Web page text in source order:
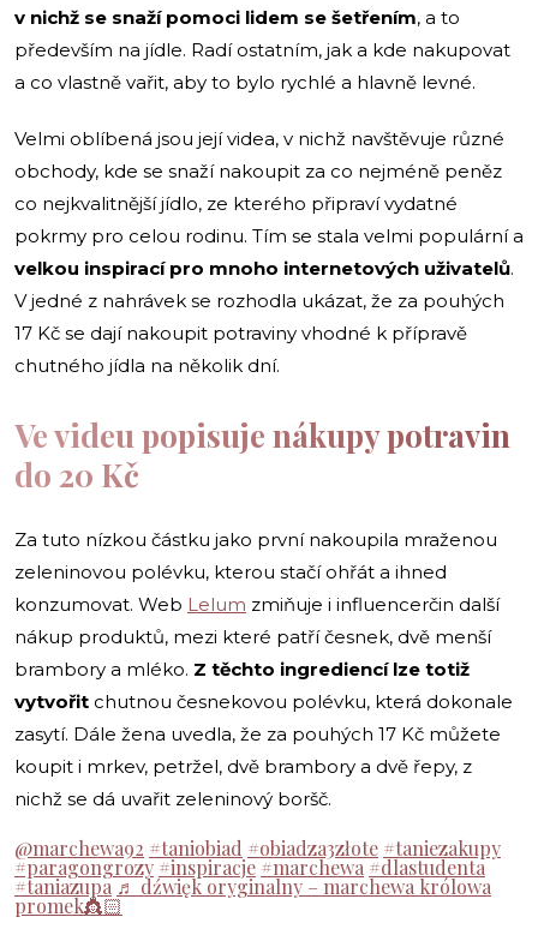
v nichž se snaží pomoci lidem se šetřením, a to
především na jídle. Radí ostatním, jak a kde nakupovat
a co vlastně vařit, aby to bylo rychlé a hlavně levné.
Velmi oblíbená jsou její videa, v nichž navštěvuje různé
obchody, kde se snaží nakoupit za co nejméně peněz
co nejkvalitnější jídlo, ze kterého připraví vydatné
pokrmy pro celou rodinu. Tím se stala velmi populární a
velkou inspirací pro mnoho internetových uživatelů.
V jedné z nahrávek se rozhodla ukázat, že za pouhých
17 Kč se dají nakoupit potraviny vhodné k přípravě
chutného jídla na několik dní.
Ve videu popisuje nákupy potravin
do 20 Kč
Za tuto nízkou částku jako první nakoupila mraženou
zeleninovou polévku, kterou stačí ohřát a ihned
konzumovat. Web Lelum zmiňuje i influencerčin další
nákup produktů, mezi které patří česnek, dvě menší
brambory a mléko. Z těchto ingrediencí lze totiž
vytvořit chutnou česnekovou polévku, která dokonale
zasytí. Dále žena uvedla, že za pouhých 17 Kč můžete
koupit i mrkev, petržel, dvě brambory a dvě řepy, z
nichž se dá uvařit zeleninový boršč.
@marchewa92 #taniobiad #obiadza3złote #taniezakupy
#paragongrozy #inspiracje #marchewa #dlastudenta
#taniazupa ♬ dźwięk oryginalny – marchewa królowa
promek👸🏻